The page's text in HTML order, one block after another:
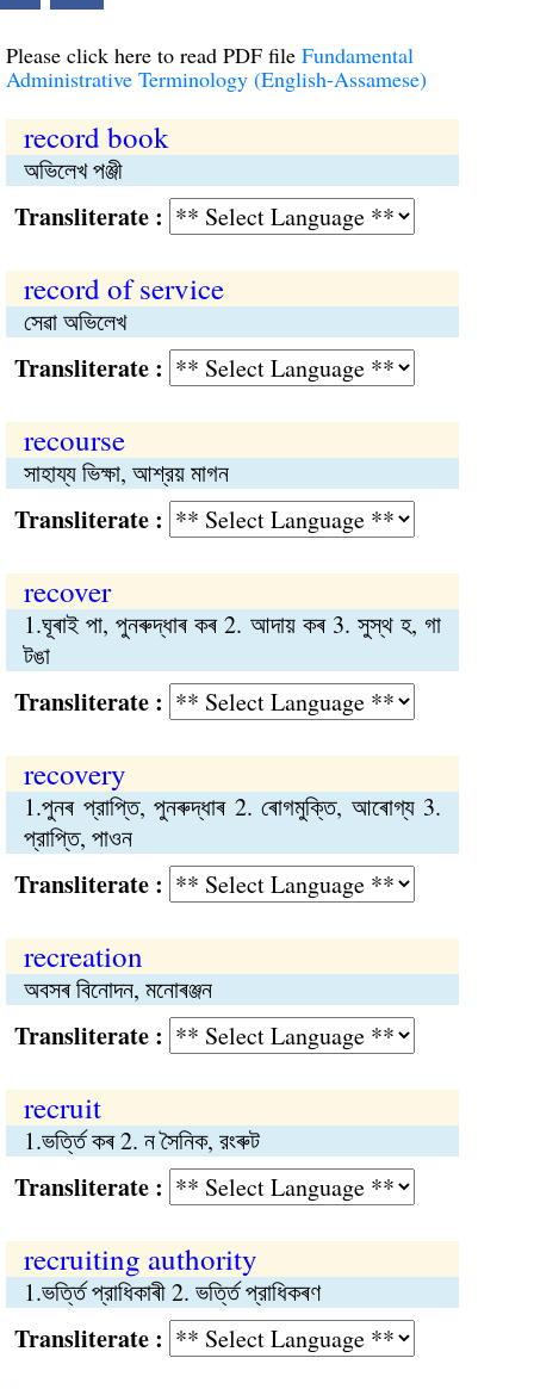
Please click here to read PDF file Fundamental
Administrative Terminology (English-Assamese)
record book
অভিলেখ পঞ্জী
:
record of service
সেৱা অভিলেখ
:
recourse
সাহায্য ভিক্ষা, আশ্রয় মাগন
:
recover
1.ঘূৰাই পা, পুনৰুদ্ধাৰ কৰ 2. আদায় কৰ 3. সুস্থ হ, গা
টঙা
:
recovery
1.পুনৰ প্রাপ্তি, পুনৰুদ্ধাৰ 2. ৰোগমুক্তি, আৰোগ্য 3.
প্রাপ্তি, পাওন
:
recreation
অবসৰ বিনোদন, মনোৰঞ্জন
:
recruit
1.ভর্ত্তি কৰ 2. ন সৈনিক, রংৰুট
:
recruiting authority
1.ভর্ত্তি প্রাধিকাৰী 2. ভর্ত্তি প্রাধিকৰণ
: